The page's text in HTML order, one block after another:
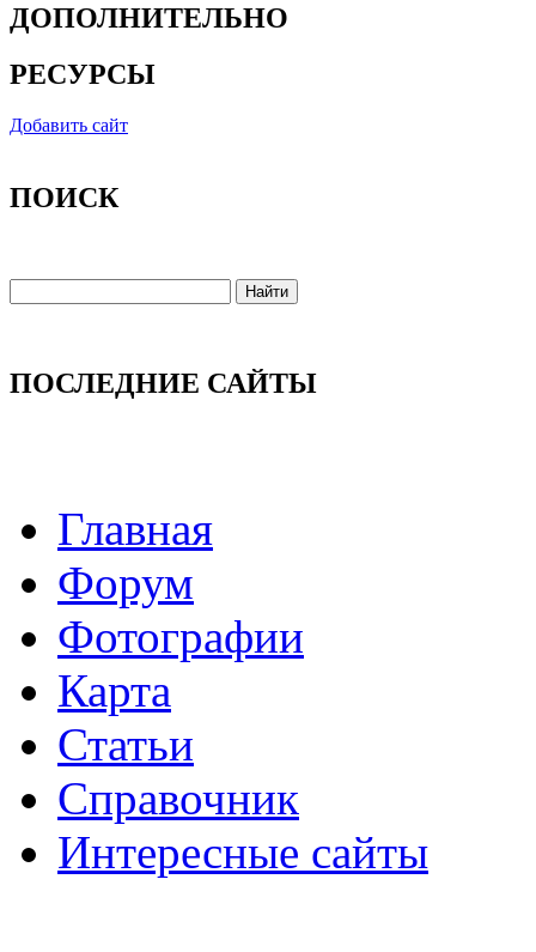
ДОПОЛНИТЕЛЬНО
РЕСУРСЫ
Добавить сайт
ПОИСК
ПОСЛЕДНИЕ САЙТЫ
Главная
Форум
Фотографии
Карта
Статьи
Справочник
Интересные сайты